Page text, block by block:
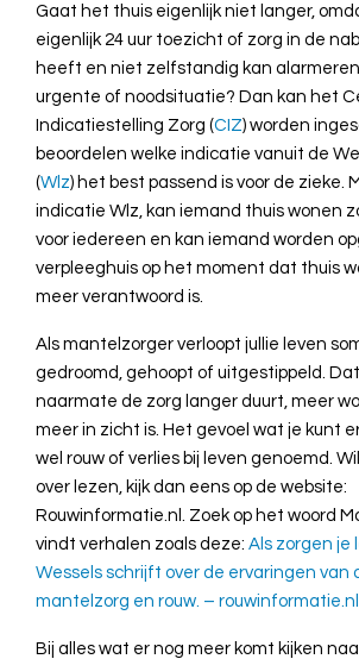
Gaat het thuis eigenlijk niet langer,
eigenlijk 24 uur toezicht of zorg in de
heeft en niet zelfstandig kan
urgente of noodsituatie? Dan kan het
Indicatiestelling Zorg (CIZ) worden
beoordelen welke indicatie vanuit de
(Wlz) het best passend is voor de zieke.
indicatie Wlz, kan iemand thuis wonen
voor iedereen en kan iemand worden
verpleeghuis op het moment dat thuis
meer verantwoord is.
Als mantelzorger verloopt jullie leven
gedroomd, gehoopt of uitgestippeld.
naarmate de zorg langer duurt, meer
meer in zicht is. Het gevoel wat je kunt
wel rouw of verlies bij leven genoemd.
over lezen, kijk dan eens op de website:
Rouwinformatie.nl. Zoek op het woord
vindt verhalen zoals deze: Als zorgen je
Wessels schrijft over de ervaringen van
mantelzorg en rouw. – rouwinformatie.nl
Bij alles wat er nog meer komt kijken